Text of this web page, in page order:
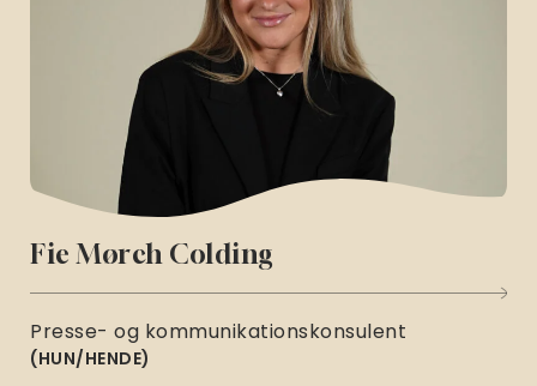
Fie Mørch Colding
Presse- og kommunikationskonsulent
HUN/HENDE